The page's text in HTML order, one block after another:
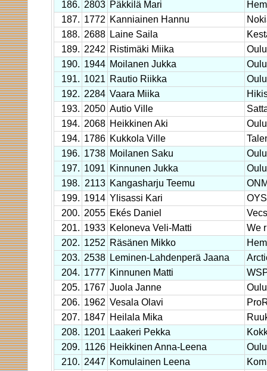
186. 2803 Päkkilä Mari
187. 1772 Kanniainen Hannu
188. 2688 Laine Saila
189. 2242 Ristimäki Miika
Oulu
190. 1944 Moilanen Jukka
Oulu
191. 1021 Rautio Riikka
192. 2284 Vaara Miika
193. 2050 Autio Ville
194. 2068 Heikkinen Aki
Oulu
194. 1786 Kukkola Ville
196. 1738 Moilanen Saku
Oulu
197. 1091 Kinnunen Jukka
Oulu
198. 2113 Kangasharju Teemu
199. 1914 Ylisassi Kari
200. 2055 Ekés Daniel
201. 1933 Keloneva Veli-Matti
We
202. 1252 Räsänen Mikko
203. 2538 Leminen-Lahdenperä Jaana
204. 1777 Kinnunen Matti
205. 1767 Juola Janne
Oulu
206. 1962 Vesala Olavi
207. 1847 Heilala Mika
208. 1201 Laakeri Pekka
209. 1126 Heikkinen Anna-Leena
Oulu
210. 2447 Komulainen Leena